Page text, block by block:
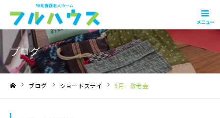
メニュー
ブログ
ブログ ショートステイ 9月 敬老会